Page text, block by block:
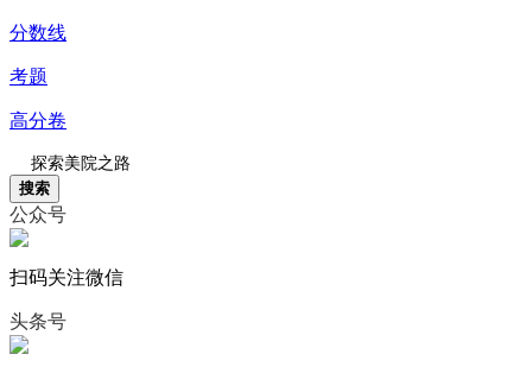
分数线
考题
高分卷
搜索
公众号
扫码关注微信
头条号